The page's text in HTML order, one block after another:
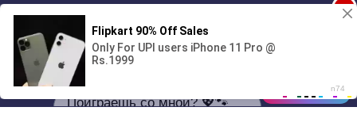
01/07
00:00 Поиграешь со мной? 💖🐾
1